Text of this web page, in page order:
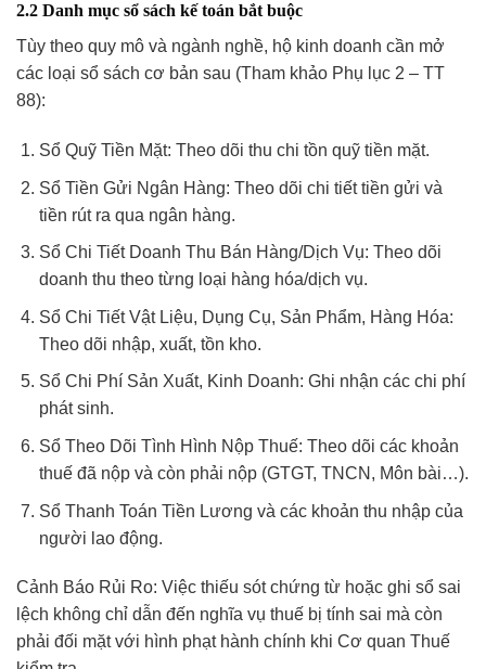
2.2 Danh mục sổ sách kế toán bắt buộc
Tùy theo quy mô và ngành nghề, hộ kinh doanh cần mở
các loại sổ sách cơ bản sau (Tham khảo Phụ lục 2 – TT
88):
Sổ Quỹ Tiền Mặt: Theo dõi thu chi tồn quỹ tiền mặt.
Sổ Tiền Gửi Ngân Hàng: Theo dõi chi tiết tiền gửi và
tiền rút ra qua ngân hàng.
Sổ Chi Tiết Doanh Thu Bán Hàng/Dịch Vụ: Theo dõi
doanh thu theo từng loại hàng hóa/dịch vụ.
Sổ Chi Tiết Vật Liệu, Dụng Cụ, Sản Phẩm, Hàng Hóa:
Theo dõi nhập, xuất, tồn kho.
Sổ Chi Phí Sản Xuất, Kinh Doanh: Ghi nhận các chi phí
phát sinh.
Sổ Theo Dõi Tình Hình Nộp Thuế: Theo dõi các khoản
thuế đã nộp và còn phải nộp (GTGT, TNCN, Môn bài…).
Sổ Thanh Toán Tiền Lương và các khoản thu nhập của
người lao động.
Cảnh Báo Rủi Ro: Việc thiếu sót chứng từ hoặc ghi sổ sai
lệch không chỉ dẫn đến nghĩa vụ thuế bị tính sai mà còn
phải đối mặt với hình phạt hành chính khi Cơ quan Thuế